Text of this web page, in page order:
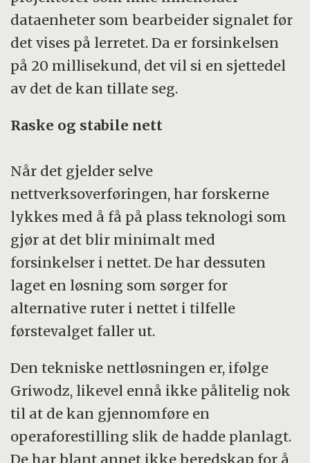
dataenheter som bearbeider signalet før
det vises på lerretet. Da er forsinkelsen
på 20 millisekund, det vil si en sjettedel
av det de kan tillate seg.
Raske og stabile nett
Når det gjelder selve
nettverksoverføringen, har forskerne
lykkes med å få på plass teknologi som
gjør at det blir minimalt med
forsinkelser i nettet. De har dessuten
laget en løsning som sørger for
alternative ruter i nettet i tilfelle
førstevalget faller ut.
Den tekniske nettløsningen er, ifølge
Griwodz, likevel ennå ikke pålitelig nok
til at de kan gjennomføre en
operaforestilling slik de hadde planlagt.
De har blant annet ikke beredskap for å